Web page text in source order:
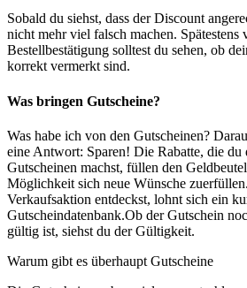
Sobald du siehst, dass der Discount
nicht mehr viel falsch machen. Spätestens
Bestellbestätigung solltest du sehen, ob
korrekt vermerkt sind.
Was bringen Gutscheine?
Was habe ich von den Gutscheinen?
eine Antwort: Sparen! Die Rabatte, die
Gutscheinen machst, füllen den
Möglichkeit sich neue Wünsche
Verkaufsaktion entdeckst, lohnt sich ein
Gutscheindatenbank.Ob der Gutschein
gültig ist, siehst du der Gültigkeit.
Warum gibt es überhaupt Gutscheine